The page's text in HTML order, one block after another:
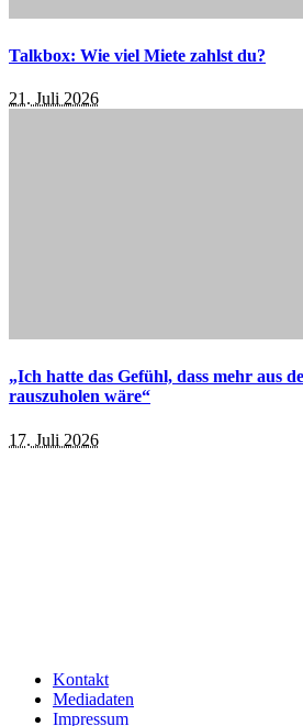
Talkbox: Wie viel Miete zahlst du?
21. Juli 2026
„Ich hatte das Gefühl, dass mehr aus
rauszuholen wäre“
17. Juli 2026
Kontakt
Mediadaten
Impressum